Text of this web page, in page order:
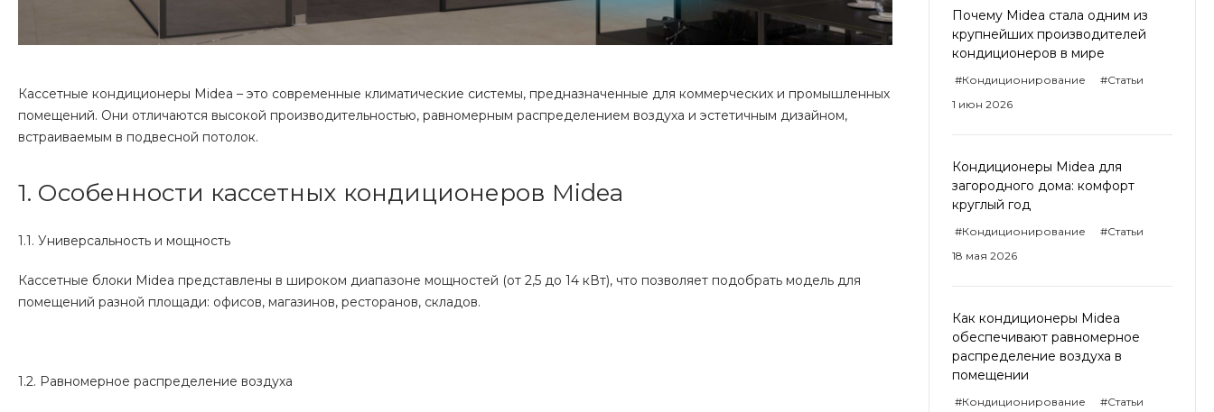
Почему Midea стала одним из
крупнейших производителей
кондиционеров в мире
#Кондиционирование
#Статьи
1 июн 2026
Кондиционеры Midea для
загородного дома: комфорт
круглый год
#Кондиционирование
#Статьи
18 мая 2026
Как кондиционеры Midea
обеспечивают равномерное
распределение воздуха в
помещении
#Кондиционирование
#Статьи
Кассетные кондиционеры Midea – это современные климатические системы, предназначенные для коммерческих и промышленных
помещений. Они отличаются высокой производительностью, равномерным распределением воздуха и эстетичным дизайном,
встраиваемым в подвесной потолок.
1. Особенности кассетных кондиционеров Midea
1.1. Универсальность и мощность
Кассетные блоки Midea представлены в широком диапазоне мощностей (от 2,5 до 14 кВт), что позволяет подобрать модель для
помещений разной площади: офисов, магазинов, ресторанов, складов.
1.2. Равномерное распределение воздуха